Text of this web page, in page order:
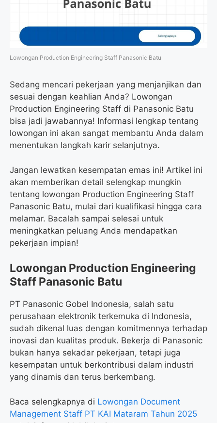
Lowongan Production Engineering Staff Panasonic Batu
Sedang mencari pekerjaan yang menjanjikan dan
sesuai dengan keahlian Anda? Lowongan
Production Engineering Staff di Panasonic Batu
bisa jadi jawabannya! Informasi lengkap tentang
lowongan ini akan sangat membantu Anda dalam
menentukan langkah karir selanjutnya.
Jangan lewatkan kesempatan emas ini! Artikel ini
akan memberikan detail selengkap mungkin
tentang lowongan Production Engineering Staff
Panasonic Batu, mulai dari kualifikasi hingga cara
melamar. Bacalah sampai selesai untuk
meningkatkan peluang Anda mendapatkan
pekerjaan impian!
Lowongan Production Engineering
Staff Panasonic Batu
PT Panasonic Gobel Indonesia, salah satu
perusahaan elektronik terkemuka di Indonesia,
sudah dikenal luas dengan komitmennya terhadap
inovasi dan kualitas produk. Bekerja di Panasonic
bukan hanya sekadar pekerjaan, tetapi juga
kesempatan untuk berkontribusi dalam industri
yang dinamis dan terus berkembang.
Baca selengkapnya di Lowongan Document
Management Staff PT KAI Mataram Tahun 2025